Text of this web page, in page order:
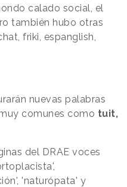
calado social, el
también hubo otras
friki, espanglish,
nuevas palabras
comunes como tuit,
del DRAE voces
'naturópata' y